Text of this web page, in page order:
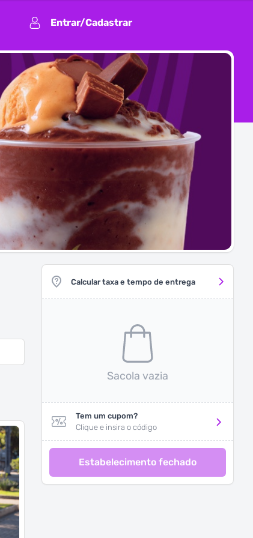
Entrar/Cadastrar
Calcular taxa e tempo de entrega
Sacola vazia
Tem um cupom?
Clique e insira o código
Estabelecimento fechado